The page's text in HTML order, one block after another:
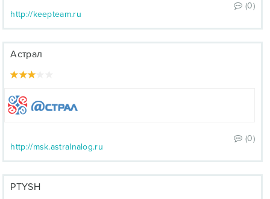
(0)
http://keepteam.ru
Астрал
(0)
http://msk.astralnalog.ru
PTYSH